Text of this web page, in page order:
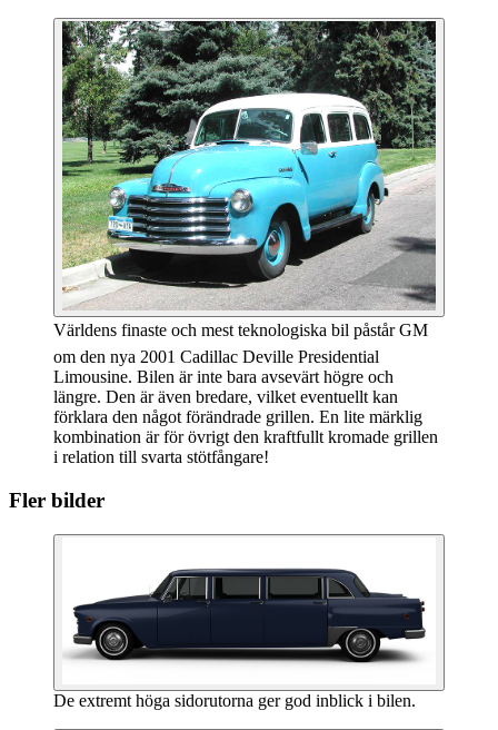
Världens finaste och mest teknologiska bil påstår GM
om den nya 2001 Cadillac Deville Presidential
Limousine. Bilen är inte bara avsevärt högre och
längre. Den är även bredare, vilket eventuellt kan
förklara den något förändrade grillen. En lite märklig
kombination är för övrigt den kraftfullt kromade grillen
i relation till svarta stötfångare!
Fler bilder
De extremt höga sidorutorna ger god inblick i bilen.